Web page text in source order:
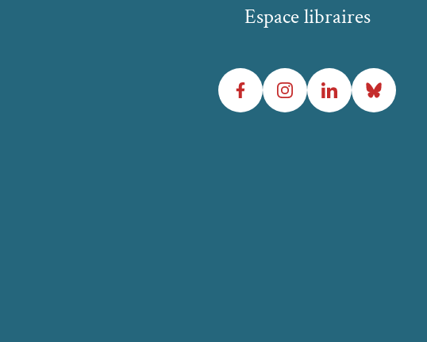
Espace libraires
FacebookInstagramLinkedInBluesky